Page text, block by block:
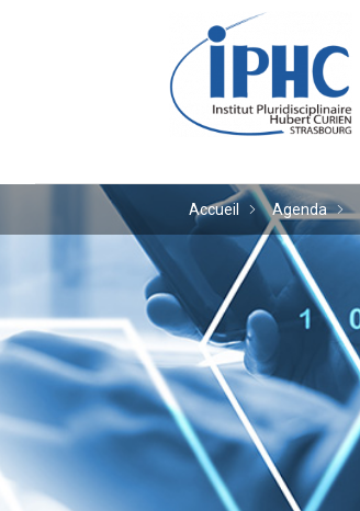
Institut
Accueil Agenda